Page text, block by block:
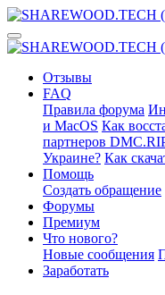
Отзывы
FAQ
Правила форума
и MacOS Как
партнеров
Украине? Как
Помощь
Создать обращение
Форумы
Премиум
Что нового?
Новые сообщения
Заработать